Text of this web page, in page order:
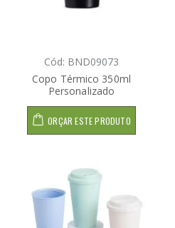
Cód: BND09073
Copo Térmico 350ml
Personalizado
ORÇAR ESTE PRODUTO